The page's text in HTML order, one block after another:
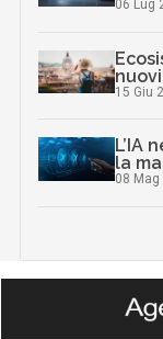
06 Lug
15 Giu
L’IA
la
08 Mag